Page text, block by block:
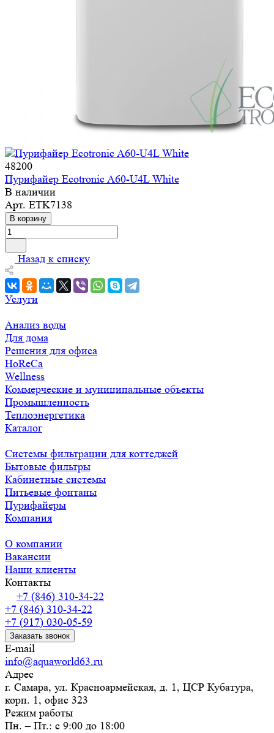
48200
Пурифайер Ecotronic A60-U4L White
В наличии
Арт. ETK7138
В корзину
Назад к списку
Услуги
Анализ воды
Для дома
Решения для офиса
HoReCa
Wellness
Коммерческие и муниципальные объекты
Промышленность
Теплоэнергетика
Каталог
Системы фильтрации для коттеджей
Бытовые фильтры
Кабинетные системы
Питьевые фонтаны
Пурифайеры
Компания
О компании
Вакансии
Наши клиенты
Контакты
+7 (846) 310-34-22
+7 (846) 310-34-22
+7 (917) 030-05-59
Заказать звонок
E-mail
info@aquaworld63.ru
Адрес
г. Самара, ул. Красноармейская, д. 1, ЦСР Кубатура,
корп. 1, офис 323
Режим работы
Пн. – Пт.: с 9:00 до 18:00